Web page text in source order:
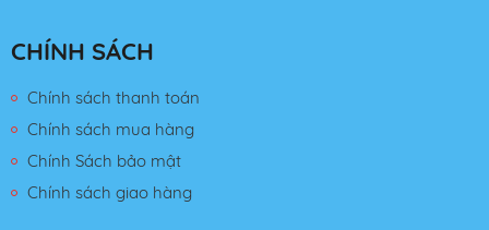
CHÍNH SÁCH
Chính sách thanh toán
Chính sách mua hàng
Chính Sách bảo mật
Chính sách giao hàng